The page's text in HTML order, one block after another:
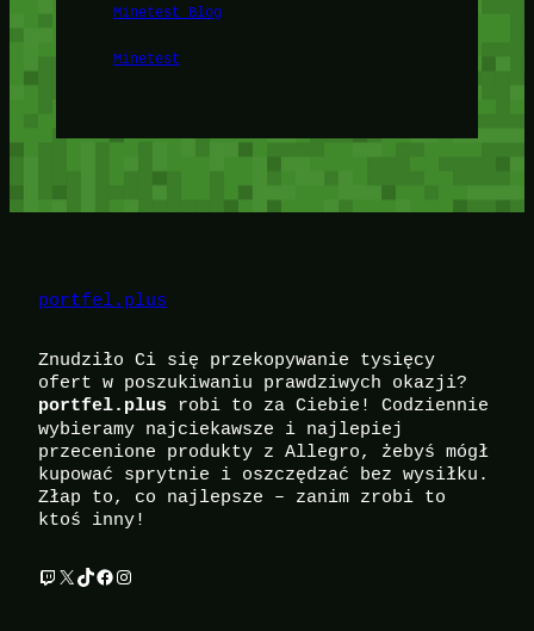
Minetest Blog
Minetest
portfel.plus
Znudziło Ci się przekopywanie tysięcy
ofert w poszukiwaniu prawdziwych okazji?
portfel.plus robi to za Ciebie! Codziennie
wybieramy najciekawsze i najlepiej
przecenione produkty z Allegro, żebyś mógł
kupować sprytnie i oszczędzać bez wysiłku.
Złap to, co najlepsze – zanim zrobi to
ktoś inny!
Twitch X TikTok Facebook Instagram